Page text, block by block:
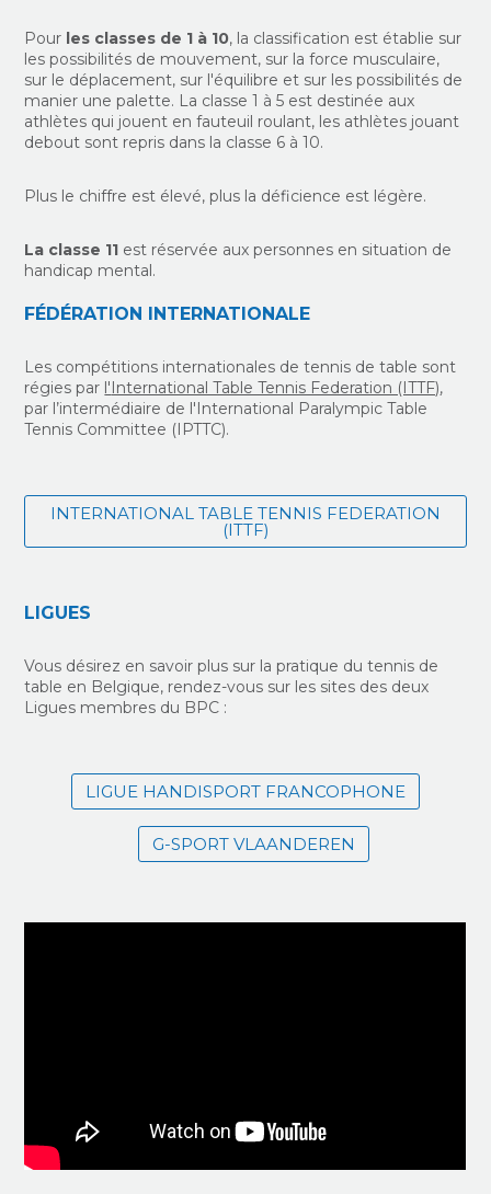
Pour les classes de 1 à 10, la classification est établie sur
les possibilités de mouvement, sur la force musculaire,
sur le déplacement, sur l'équilibre et sur les possibilités de
manier une palette. La classe 1 à 5 est destinée aux
athlètes qui jouent en fauteuil roulant, les athlètes jouant
debout sont repris dans la classe 6 à 10.
Plus le chiffre est élevé, plus la déficience est légère.
La classe 11 est réservée aux personnes en situation de
handicap mental.
FÉDÉRATION INTERNATIONALE
Les compétitions internationales de tennis de table sont
régies par l'International Table Tennis Federation (ITTF),
par l’intermédiaire de l'International Paralympic Table
Tennis Committee (IPTTC).
INTERNATIONAL TABLE TENNIS FEDERATION
(ITTF)
LIGUES
Vous désirez en savoir plus sur la pratique du tennis de
table en Belgique, rendez-vous sur les sites des deux
Ligues membres du BPC :
LIGUE HANDISPORT FRANCOPHONE
G-SPORT VLAANDEREN